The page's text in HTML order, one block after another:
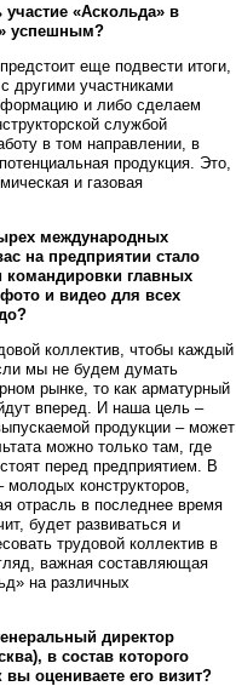
«Аскольда» в
успешным?
еще подвести итоги,
другими участниками
и либо сделаем
службой
в том направлении, в
продукция. Это,
и газовая
международных
на предприятии стало
командировки главных
и видео для всех
коллектив, чтобы каждый
мы не будем думать
рынке, то как арматурный
вперед. И наша цель –
продукции – может
можно только там, где
перед предприятием. В
конструкторов,
отрасль в последнее время
будет развиваться и
трудовой коллектив в
важная составляющая
на различных
директор
в состав которого
оцениваете его визит?